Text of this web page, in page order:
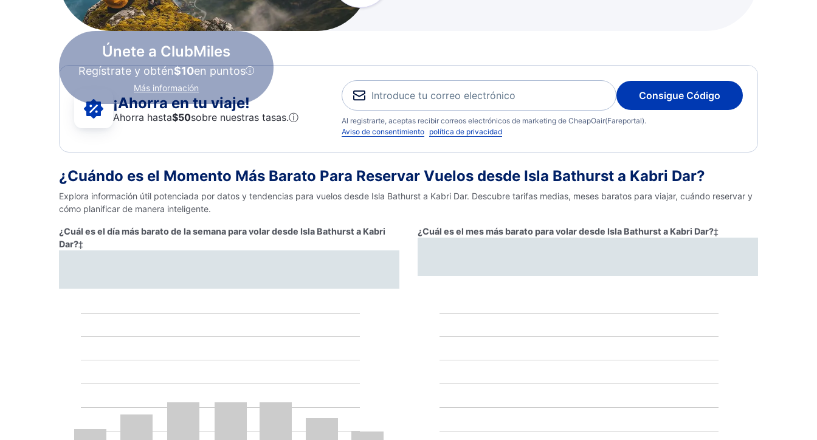
Únete a ClubMiles
Regístrate y obtén$10en puntos
Más información
¡Ahorra en tu viaje!
Ahorra hasta$50sobre nuestras tasas.ⓘ
Consigue Código
Al registrarte, aceptas recibir correos electrónicos de marketing de CheapOair(Fareportal).
Aviso de consentimiento política de privacidad
¿Cuándo es el Momento Más Barato Para Reservar Vuelos desde Isla Bathurst a Kabri Dar?
Explora información útil potenciada por datos y tendencias para vuelos desde Isla Bathurst a Kabri Dar. Descubre tarifas medias, meses baratos para viajar, cuándo reservar y
cómo planificar de manera inteligente.
¿Cuál es el día más barato de la semana para volar desde Isla Bathurst a Kabri
Dar?‡
¿Cuál es el mes más barato para volar desde Isla Bathurst a Kabri Dar?‡